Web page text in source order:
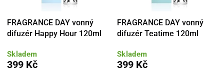
FRAGRANCE DAY vonný
difuzér Happy Hour 120ml
Skladem
399 Kč
FRAGRANCE DAY vonný
difuzér Teatime 120ml
Skladem
399 Kč